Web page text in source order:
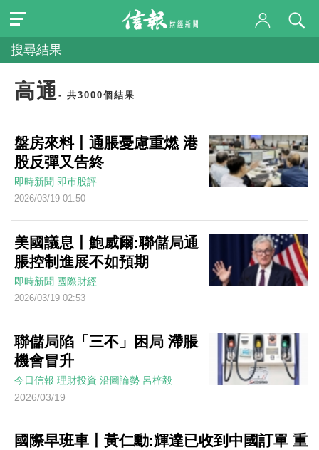
搜尋結果
高通 - 共3000個結果
盤房來料丨通脹憂慮重燃 港
股反彈又告終
即時新聞 即巿股評
2026/03/19 01:50
美國議息丨鮑威爾:聯儲局通
脹控制進展不如預期
即時新聞 國際財經
2026/03/19 02:53
聯儲局陷「三不」困局 滯脹
機會冒升
今日信報 理財投資 沿圖論勢 呂梓毅
2026/03/19
國際早班車丨黃仁勳:輝達已收到中國訂單 重